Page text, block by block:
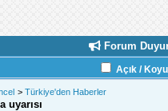
Forum
Açık /
> Türkiye'den Haberler
uyarısı